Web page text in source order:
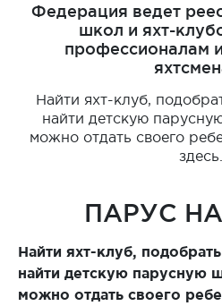
Федерация ведет
школ и яхт-
профессионалам
Найти яхт-клуб,
найти детскую
можно отдать своего
здесь.
ПАРУС
Найти яхт-клуб,
найти детскую парусную
можно отдать своего